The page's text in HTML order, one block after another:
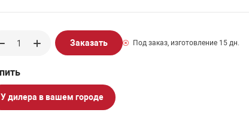
Заказать Под заказ, изготовление 15 дн.
У дилера в вашем городе